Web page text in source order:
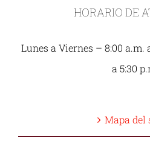
HORARIO DE
Lunes a Viernes – 8:00 a.m.
a 5:30
Mapa del